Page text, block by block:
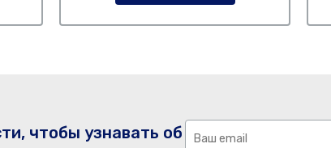
чтобы узнавать об